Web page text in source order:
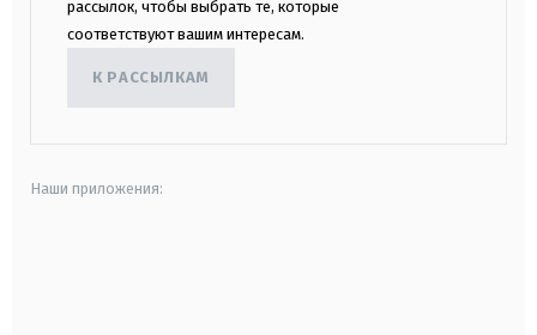
рассылок, чтобы выбрать те, которые
соответствуют вашим интересам.
К РАССЫЛКАМ
Наши приложения: